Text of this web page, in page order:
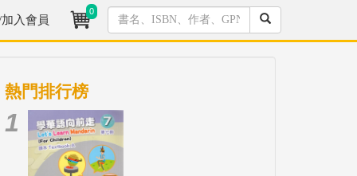
入會員
0
熱門排行榜
1